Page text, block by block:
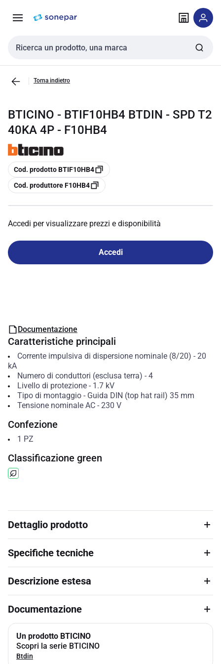
navigazione alla
Cerca input
Torna indietro
BTICINO - BTIF10HB4 BTDIN - SPD T2
40KA 4P - F10HB4
copia
Cod. prodotto BTIF10HB4
copia
Cod. produttore F10HB4
Accedi per visualizzare prezzi e disponibilità
Accedi
Documentazione
Caratteristiche principali
Corrente impulsiva di dispersione nominale (8/20) - 20
kA
Numero di conduttori (esclusa terra) - 4
Livello di protezione- 1.7 kV
Tipo di montaggio- Guida DIN (top hat rail) 35 mm
Tensione nominale AC- 230 V
Confezione
1 PZ
Classificazione green
Dettaglio prodotto
Specifiche tecniche
Descrizione estesa
Documentazione
Un prodotto BTICINO
Scopri la serie BTICINO
Btdin